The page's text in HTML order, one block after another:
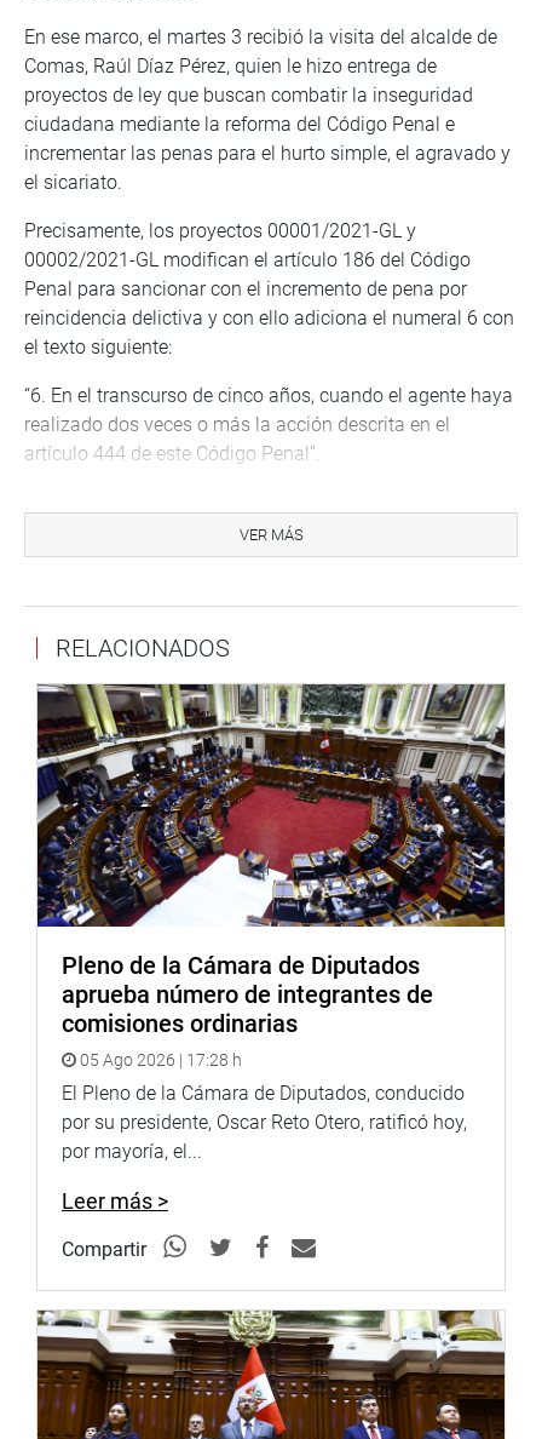
En ese marco, el martes 3 recibió la visita del alcalde de
Comas, Raúl Díaz Pérez, quien le hizo entrega de
proyectos de ley que buscan combatir la inseguridad
ciudadana mediante la reforma del Código Penal e
incrementar las penas para el hurto simple, el agravado y
el sicariato.
Precisamente, los proyectos 00001/2021-GL y
00002/2021-GL modifican el artículo 186 del Código
Penal para sancionar con el incremento de pena por
reincidencia delictiva y con ello adiciona el numeral 6 con
el texto siguiente:
“6. En el transcurso de cinco años, cuando el agente haya
realizado dos veces o más la acción descrita en el
artículo 444 de este Código Penal”.
alcanza a leer que lo que se busca es “generar un efecto
disuasivo ante un problema que se está volviendo
cumplir con su rol con la sociedad, que es generar la paz
De acuerdo con lo expresado por la titular del Congreso,
quien saludó en su momento la presentación de estas
iniciativas, corresponde que la vicepresidencia
correspondiente derive estas propuestas a las comisiones
ordinarias pertinentes, para que sean analizadas y
debatidas apenas inicien sus labores.
LIMA, 10 DE AGOSTO DE 2021
PRENSA CONGRESO
VER MÁS
RELACIONADOS
Pleno de la Cámara de Diputados
aprueba número de integrantes de
comisiones ordinarias
05 Ago 2026 | 17:28 h
El Pleno de la Cámara de Diputados, conducido
por su presidente, Oscar Reto Otero, ratificó hoy,
por mayoría, el...
Leer más >
Compartir